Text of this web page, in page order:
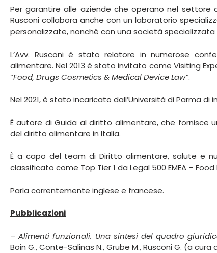
Per garantire alle aziende che operano nel settore
Rusconi collabora anche con un laboratorio
personalizzate, nonché con una società
L’Avv. Rusconi è stato relatore in numerose
alimentare. Nel 2013 è stato invitato come Visiting
“Food, Drugs Cosmetics & Medical Device Law”.
Nel 2021, è stato incaricato dall’Università di Parma di
È autore di Guida al diritto alimentare, che fornisce
del diritto alimentare in Italia.
È a capo del team di Diritto alimentare, salute e
classificato come Top Tier 1 da Legal 500 EMEA – Food
Parla correntemente inglese e francese.
Pubblicazioni
–Alimenti funzionali. Una sintesi del quadro
Boin G., Conte-Salinas N., Grube M., Rusconi G. (a cura